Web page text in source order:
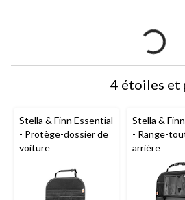
4 étoiles et
Stella & Finn Essential
- Protège-dossier de
voiture
Stella &
- Range-
arrière